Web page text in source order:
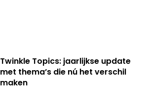
Twinkle Topics: jaarlijkse update
met thema’s die nú het verschil
maken